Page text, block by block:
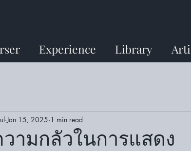
Experience Library
ามกลัวในการแสดง
Jan 15, 2025 1 min read